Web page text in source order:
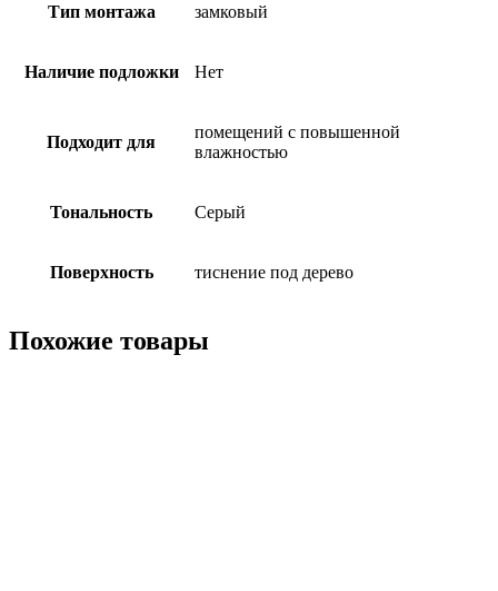
Тип монтажа замковый
Наличие подложки Нет
Подходит для
помещений с повышенной
влажностью
Тональность Серый
Поверхность тиснение под дерево
Похожие товары